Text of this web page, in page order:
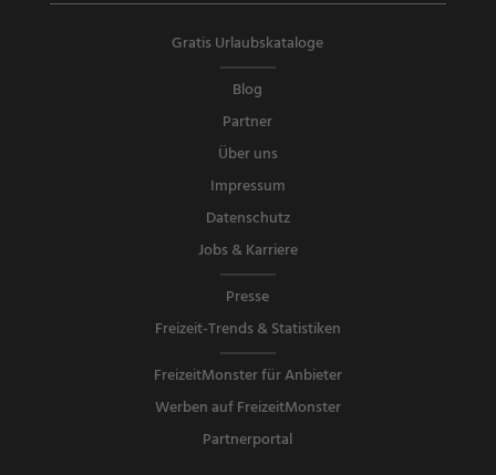
Gratis Urlaubskataloge
Blog
Partner
Über uns
Impressum
Datenschutz
Jobs & Karriere
Presse
Freizeit-Trends & Statistiken
FreizeitMonster für Anbieter
Werben auf FreizeitMonster
Partnerportal